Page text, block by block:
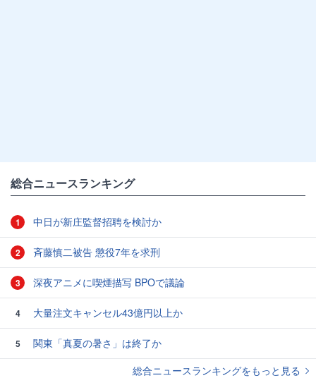
総合ニュースランキング
1 中日が新庄監督招聘を検討か
2 斉藤慎二被告 懲役7年を求刑
3 深夜アニメに喫煙描写 BPOで議論
4 大量注文キャンセル43億円以上か
5
関東「真夏の暑さ」は終了か
総合ニュースランキングをもっと見る